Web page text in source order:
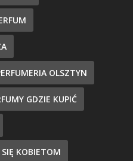
OLSZTYN
GDZIE KUPIĆ
SIĘ KOBIETOM